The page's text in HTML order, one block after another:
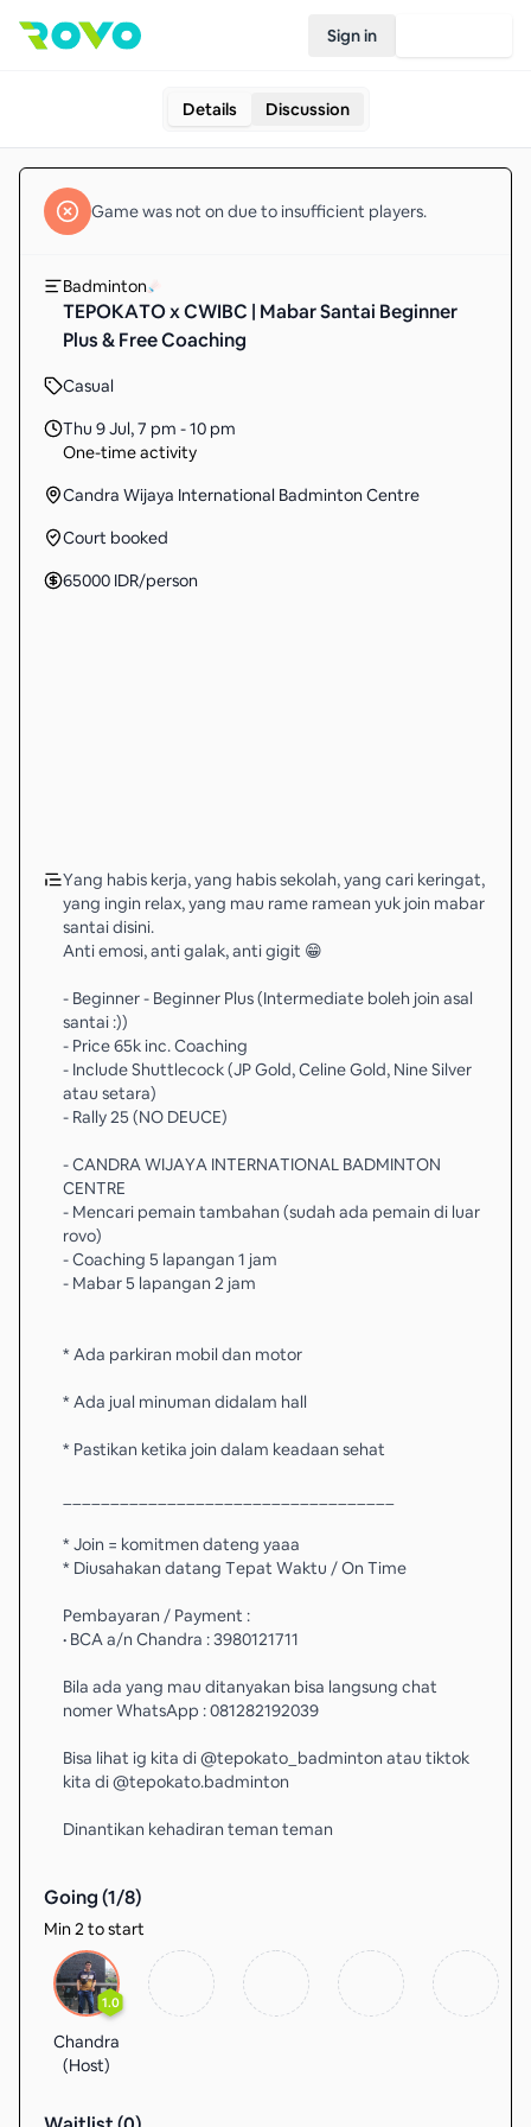
Sign in
Details Discussion
Gamewas not on due to insufficient players.
Badminton
TEPOKATO x CWIBC | Mabar Santai Beginner
Plus & Free Coaching
Casual
Thu 9 Jul,7 pm - 10 pm
One-time activity
Candra Wijaya International Badminton Centre
Court booked
65000 IDR/person
Yang habis kerja, yang habis sekolah, yang cari keringat,
yang ingin relax, yang mau rame ramean yuk join mabar
santai disini.
Anti emosi, anti galak, anti gigit 😁
- Beginner - Beginner Plus (Intermediate boleh join asal
santai :))
- Price 65k inc. Coaching
- Include Shuttlecock (JP Gold, Celine Gold, Nine Silver
atau setara)
- Rally 25 (NO DEUCE)
- CANDRA WIJAYA INTERNATIONAL BADMINTON
CENTRE
- Mencari pemain tambahan (sudah ada pemain di luar
rovo)
- Coaching 5 lapangan 1 jam
- Mabar 5 lapangan 2 jam
* Ada parkiran mobil dan motor
* Ada jual minuman didalam hall
* Pastikan ketika join dalam keadaan sehat
* Join = komitmen dateng yaaa
* Diusahakan datang Tepat Waktu / On Time
Pembayaran / Payment :
• BCA a/n Chandra : 3980121711
Bila ada yang mau ditanyakan bisa langsung chat
nomer WhatsApp : 081282192039
Bisa lihat ig kita di @tepokato_badminton atau tiktok
kita di @tepokato.badminton
Dinantikan kehadiran teman teman
Going (1/8)
Min 2 to start
1.0
Chandra
(Host)